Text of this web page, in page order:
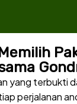
yang terbukti
perjalanan